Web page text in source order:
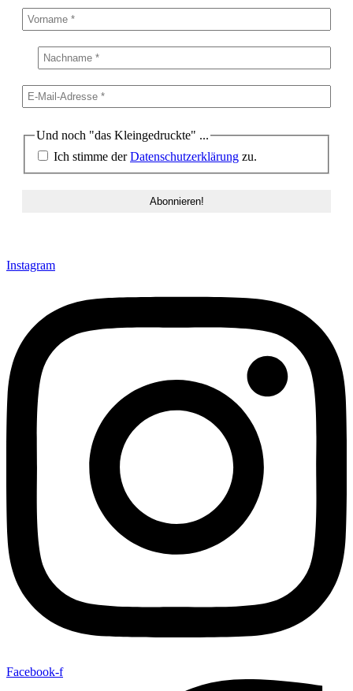
Und noch "das Kleingedruckte" ...
Ich stimme derDatenschutzerklärung zu.
Instagram
Facebook-f